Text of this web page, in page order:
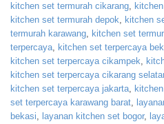
kitchen set termurah cikarang,
kitchen set termurah depok, kitchen
termurah karawang, kitchen set
terpercaya, kitchen set terpercaya
kitchen set terpercaya cikampek,
kitchen set terpercaya cikarang
kitchen set terpercaya jakarta,
set terpercaya karawang barat,
bekasi, layanan kitchen set bogor,